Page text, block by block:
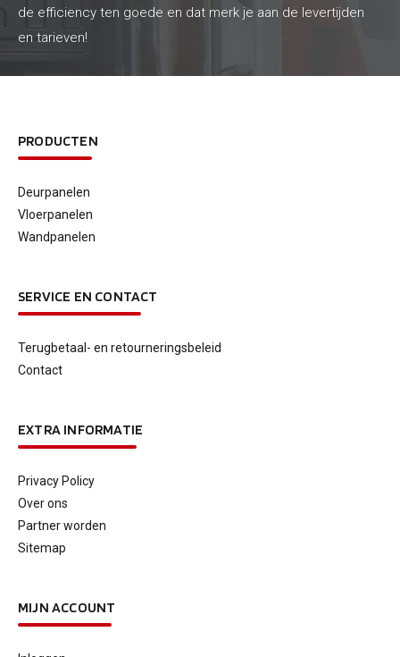
de efficiency ten goede en dat merk je aan de levertijden
en tarieven!
PRODUCTEN
Deurpanelen
Vloerpanelen
Wandpanelen
SERVICE EN CONTACT
Terugbetaal- en retourneringsbeleid
Contact
EXTRA INFORMATIE
Privacy Policy
Over ons
Partner worden
Sitemap
MIJN ACCOUNT